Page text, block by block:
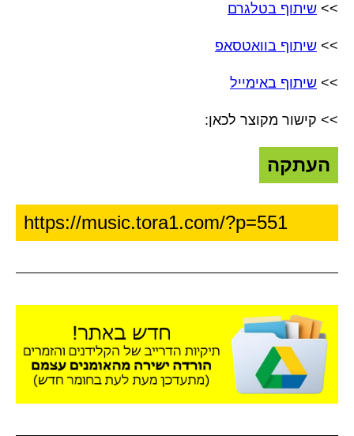
>> שיתוף בטלגרם
>> שיתוף בוואטסאפ
>> שיתוף באימייל
>> קישור מקוצר לכאן:
העתקה